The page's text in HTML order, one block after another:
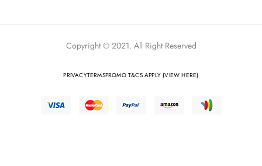
Copyright © 2021. All Right Reserved
PRIVACYTERMSPROMO T&CS APPLY (VIEW HERE)